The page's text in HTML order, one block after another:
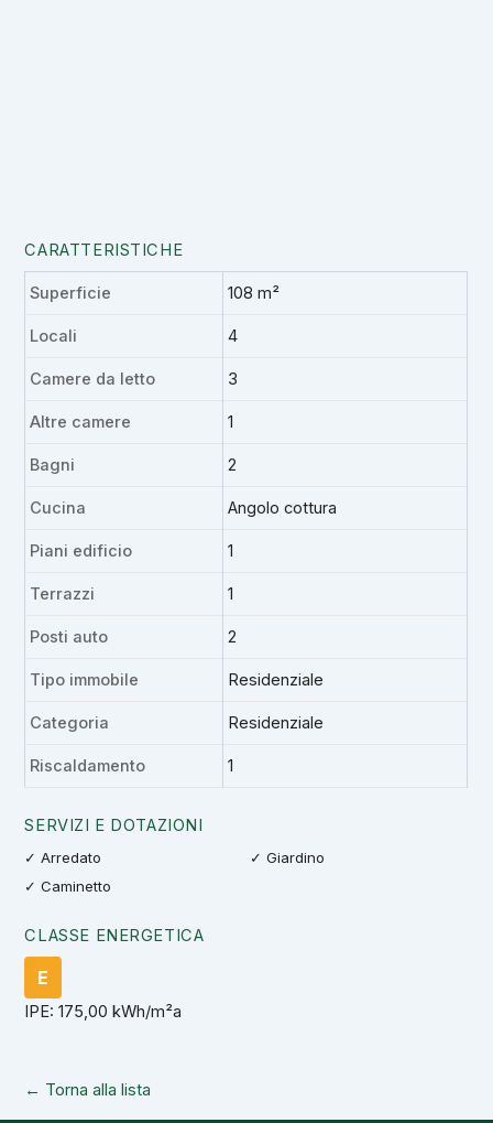
CARATTERISTICHE
Superficie 108 m²
Locali 4
Camere da letto 3
Altre camere 1
Bagni 2
Cucina Angolo cottura
Piani edificio 1
Terrazzi 1
Posti auto 2
Tipo immobile Residenziale
Categoria Residenziale
Riscaldamento 1
SERVIZI E DOTAZIONI
✓ Arredato
✓ Giardino
✓ Caminetto
CLASSE ENERGETICA
E
IPE: 175,00 kWh/m²a
← Torna alla lista